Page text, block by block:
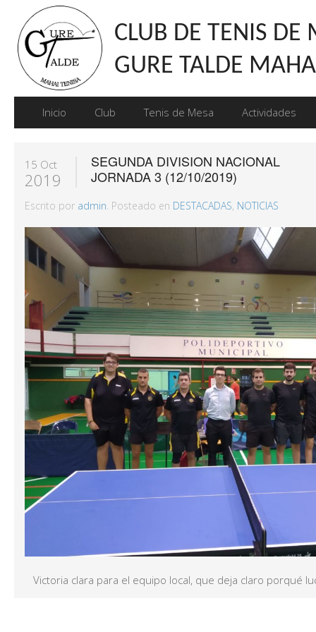
CLUB DE TENIS DE
GURE TALDE
Inicio Club Tenis de Mesa Actividades
15 Oct
2019
SEGUNDA DIVISION NACIONAL
JORNADA 3 (12/10/2019)
Escrito por admin. Posteado en DESTACADAS, NOTICIAS
Victoria clara para el equipo local, que deja claro porqué